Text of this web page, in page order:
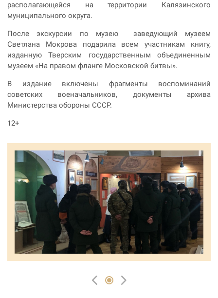
располагающейся на территории Калязинского
муниципального округа.
После экскурсии по музею заведующий музеем
Светлана Мокрова подарила всем участникам книгу,
изданную Тверским государственным объединенным
музеем «На правом фланге Московской битвы».
В издание включены фрагменты воспоминаний
советских военачальников, документы архива
Министерства обороны СССР.
12+